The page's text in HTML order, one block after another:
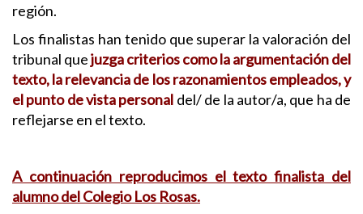
región.
Los finalistas han tenido que superar la valoración del
tribunal quejuzga criterios como la argumentación del
texto, la relevancia de los razonamientos empleados, y
el punto de vista personal del/ de la autor/a, que ha de
reflejarse en el texto.
A continuación reproducimos el texto finalista del
alumno del Colegio Los Rosas.